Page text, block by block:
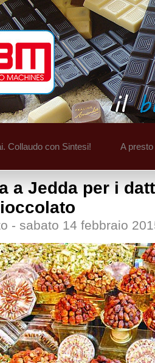
Collaudo con Sintesi! A
a Jedda per i
- sabato 14 febbraio